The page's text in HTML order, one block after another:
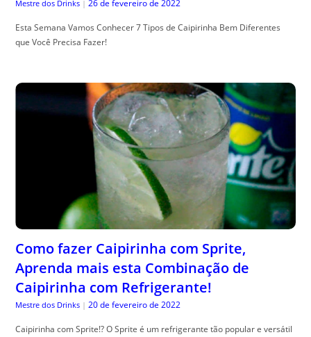
Mestre dos Drinks | 26 de fevereiro de 2022
Esta Semana Vamos Conhecer 7 Tipos de Caipirinha Bem Diferentes
que Você Precisa Fazer!
Como fazer Caipirinha com Sprite,
Aprenda mais esta Combinação de
Caipirinha com Refrigerante!
Mestre dos Drinks | 20 de fevereiro de 2022
Caipirinha com Sprite!? O Sprite é um refrigerante tão popular e versátil